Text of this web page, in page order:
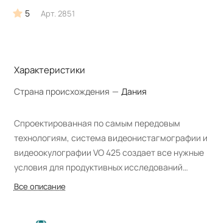
5 Арт. 2851
Характеристики
Страна происхождения — Дания
Спроектированная по самым передовым
технологиям, система видеонистагмографии и
видеоокулографии VO 425 создает все нужные
условия для продуктивных исследований
нарушений равновесия и околомоторного
Все описание